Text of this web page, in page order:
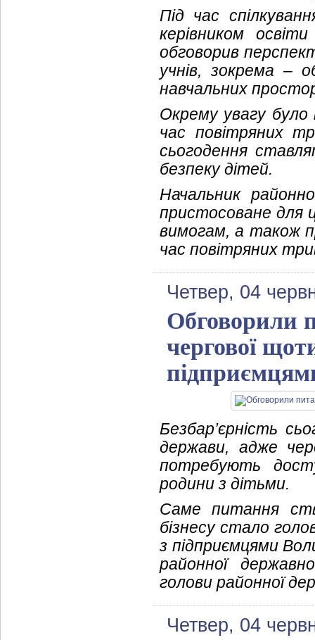
Під час
керівником
обговорив
учнів, зокрема –
навчальних
Окрему увагу було
час повітряних
сьогодення
безпеку дітей.
Начальник
пристосоване для
вимогам, а також
час повітряних
Четвер, 04
Обговорили
чергової
Безбар’єрність
держави, адже
потребують
родини з дітьми.
Саме питання
бізнесу стало
з підприємцями
районної
голови районної
Четвер, 04